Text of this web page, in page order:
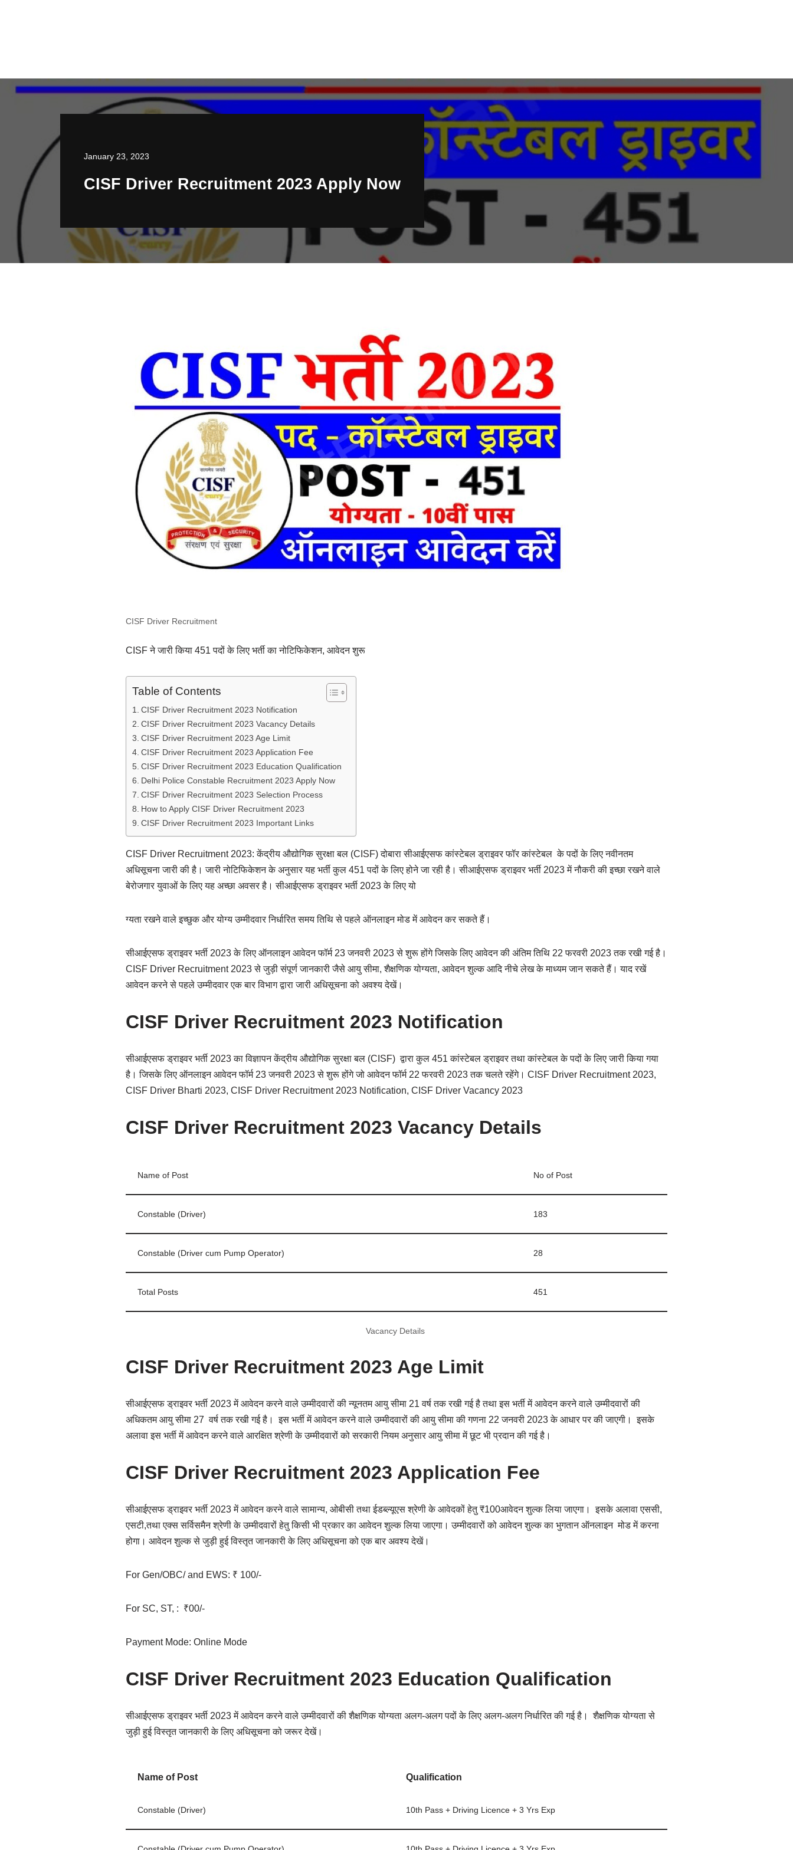
January 23, 2023
CISF Driver Recruitment 2023 Apply Now
CISF Driver Recruitment
CISF ने जारी किया 451 पदों के लिए भर्ती का नोटिफिकेशन, आवेदन शुरू
Table of Contents
CISF Driver Recruitment 2023 Notification
CISF Driver Recruitment 2023 Vacancy Details
CISF Driver Recruitment 2023 Age Limit
CISF Driver Recruitment 2023 Application Fee
CISF Driver Recruitment 2023 Education Qualification
Delhi Police Constable Recruitment 2023 Apply Now
CISF Driver Recruitment 2023 Selection Process
How to Apply CISF Driver Recruitment 2023
CISF Driver Recruitment 2023 Important Links
CISF Driver Recruitment 2023: केंद्रीय औद्योगिक सुरक्षा बल (CISF) दोबारा सीआईएसफ कांस्टेबल ड्राइवर फॉर कांस्टेबल के पदों के लिए नवीनतम
अधिसूचना जारी की है। जारी नोटिफिकेशन के अनुसार यह भर्ती कुल 451 पदों के लिए होने जा रही है। सीआईएसफ ड्राइवर भर्ती 2023 में नौकरी की इच्छा रखने वाले
बेरोजगार युवाओं के लिए यह अच्छा अवसर है। सीआईएसफ ड्राइवर भर्ती 2023 के लिए यो
ग्यता रखने वाले इच्छुक और योग्य उम्मीदवार निर्धारित समय तिथि से पहले ऑनलाइन मोड में आवेदन कर सकते हैं।
सीआईएसफ ड्राइवर भर्ती 2023 के लिए ऑनलाइन आवेदन फॉर्म 23 जनवरी 2023 से शुरू होंगे जिसके लिए आवेदन की अंतिम तिथि 22 फरवरी 2023 तक रखी गई है।
CISF Driver Recruitment 2023 से जुड़ी संपूर्ण जानकारी जैसे आयु सीमा, शैक्षणिक योग्यता, आवेदन शुल्क आदि नीचे लेख के माध्यम जान सकते हैं। याद रखें
आवेदन करने से पहले उम्मीदवार एक बार विभाग द्वारा जारी अधिसूचना को अवश्य देखें।
CISF Driver Recruitment 2023 Notification
सीआईएसफ ड्राइवर भर्ती 2023 का विज्ञापन केंद्रीय औद्योगिक सुरक्षा बल (CISF) द्वारा कुल 451 कांस्टेबल ड्राइवर तथा कांस्टेबल के पदों के लिए जारी किया गया
है। जिसके लिए ऑनलाइन आवेदन फॉर्म 23 जनवरी 2023 से शुरू होंगे जो आवेदन फॉर्म 22 फरवरी 2023 तक चलते रहेंगे। CISF Driver Recruitment 2023,
CISF Driver Bharti 2023, CISF Driver Recruitment 2023 Notification, CISF Driver Vacancy 2023
CISF Driver Recruitment 2023 Vacancy Details
Name of Post No of Post
Constable (Driver) 183
Constable (Driver cum Pump Operator) 28
Total Posts 451
Vacancy Details
CISF Driver Recruitment 2023 Age Limit
सीआईएसफ ड्राइवर भर्ती 2023 में आवेदन करने वाले उम्मीदवारों की न्यूनतम आयु सीमा 21 वर्ष तक रखी गई है तथा इस भर्ती में आवेदन करने वाले उम्मीदवारों की
अधिकतम आयु सीमा 27 वर्ष तक रखी गई है। इस भर्ती में आवेदन करने वाले उम्मीदवारों की आयु सीमा की गणना 22 जनवरी 2023 के आधार पर की जाएगी। इसके
अलावा इस भर्ती में आवेदन करने वाले आरक्षित श्रेणी के उम्मीदवारों को सरकारी नियम अनुसार आयु सीमा में छूट भी प्रदान की गई है।
CISF Driver Recruitment 2023 Application Fee
सीआईएसफ ड्राइवर भर्ती 2023 में आवेदन करने वाले सामान्य, ओबीसी तथा ईडब्ल्यूएस श्रेणी के आवेदकों हेतु ₹100आवेदन शुल्क लिया जाएगा। इसके अलावा एससी,
एसटी,तथा एक्स सर्विसमैन श्रेणी के उम्मीदवारों हेतु किसी भी प्रकार का आवेदन शुल्क लिया जाएगा। उम्मीदवारों को आवेदन शुल्क का भुगतान ऑनलाइन मोड में करना
होगा। आवेदन शुल्क से जुड़ी हुई विस्तृत जानकारी के लिए अधिसूचना को एक बार अवश्य देखें।
For Gen/OBC/ and EWS: ₹ 100/-
For SC, ST, : ₹00/-
Payment Mode: Online Mode
CISF Driver Recruitment 2023 Education Qualification
सीआईएसफ ड्राइवर भर्ती 2023 में आवेदन करने वाले उम्मीदवारों की शैक्षणिक योग्यता अलग-अलग पदों के लिए अलग-अलग निर्धारित की गई है। शैक्षणिक योग्यता से
जुड़ी हुई विस्तृत जानकारी के लिए अधिसूचना को जरूर देखें।
Name of Post Qualification
Constable (Driver) 10th Pass + Driving Licence + 3 Yrs Exp